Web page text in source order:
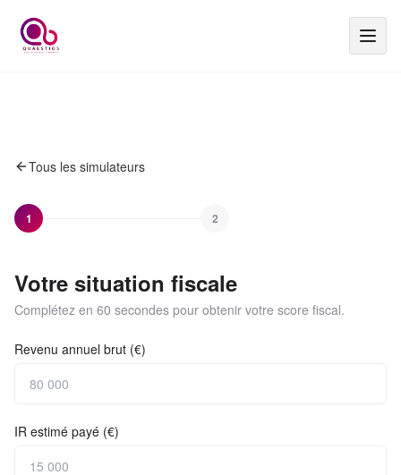
Tous les simulateurs
1 2
Votre situation fiscale
Complétez en 60 secondes pour obtenir votre score fiscal.
Revenu annuel brut (€)
IR estimé payé (€)